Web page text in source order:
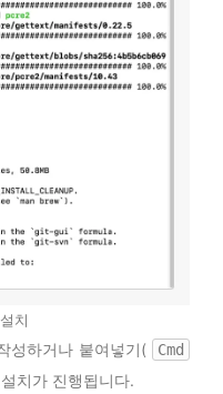
치
성하거나 붙여넣기( Cmd
치가 진행됩니다.